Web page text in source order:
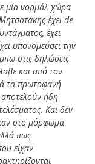
μία νορμάλ χώρα
έχει de
έχει
υπονομεύσει την
στις δηλώσεις
και από τον
τα πρωτοφανή
ήδη
Και δεν
στο μόρφωμα
πως
είχαν